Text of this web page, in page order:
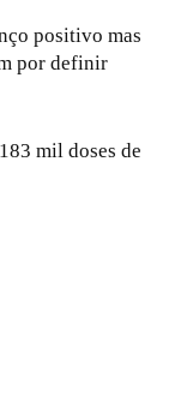
positivo mas
por definir
mil doses de